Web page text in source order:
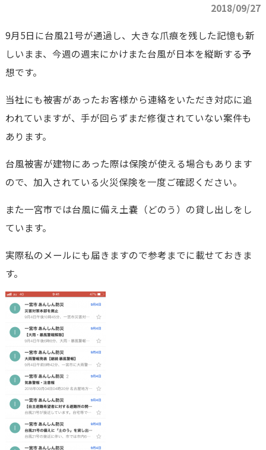
2018/09/27
9月5日に台風21号が通過し、大きな爪痕を残した記憶も新
しいまま、今週の週末にかけまた台風が日本を縦断する予
想です。
当社にも被害があったお客様から連絡をいただき対応に追
われていますが、手が回らずまだ修復されていない案件も
あります。
台風被害が建物にあった際は保険が使える場合もあります
ので、加入されている火災保険を一度ご確認ください。
また一宮市では台風に備え土嚢（どのう）の貸し出しをし
ています。
実際私のメールにも届きますので参考までに載せておきま
す。